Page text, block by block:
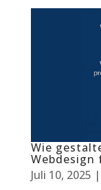
Wie
Webdesign
Juli 10, 2025 |